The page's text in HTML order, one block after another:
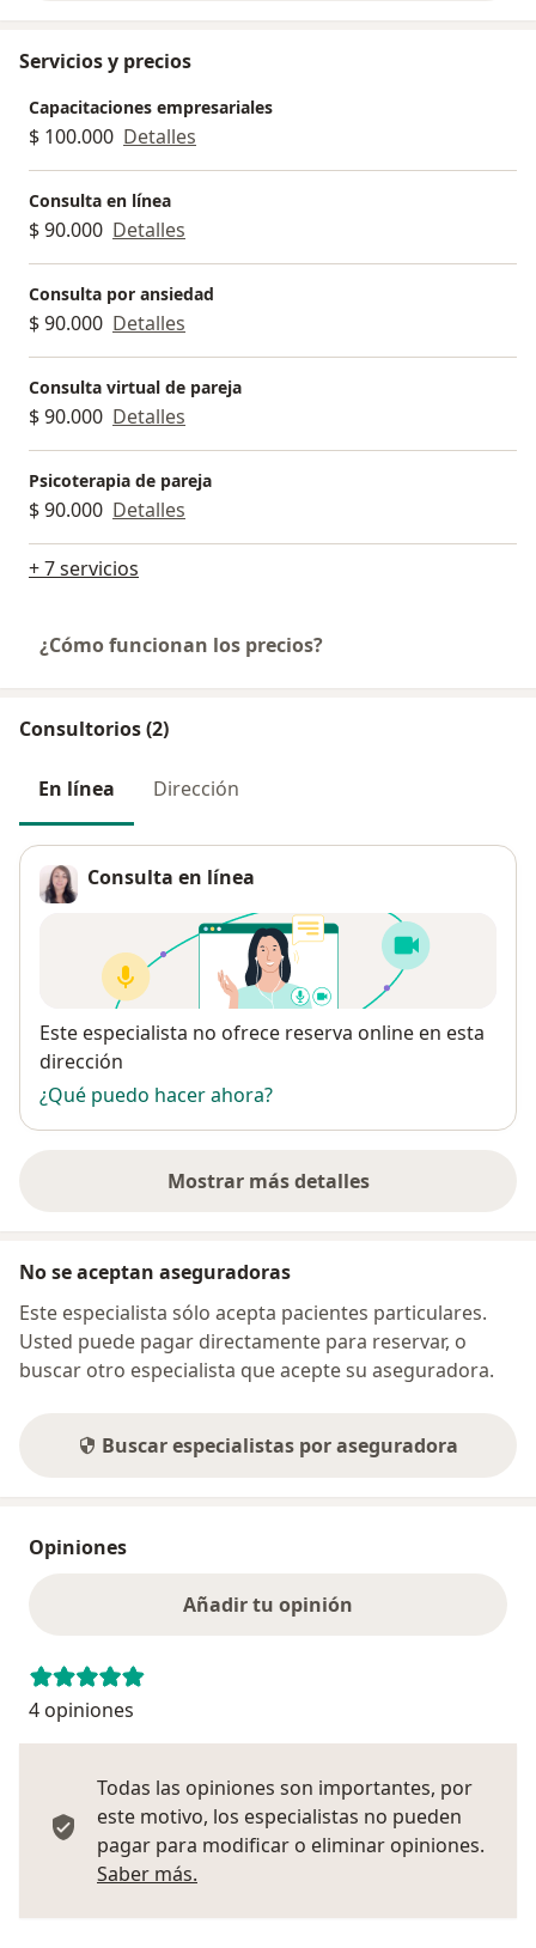
Servicios y precios
Capacitaciones empresariales
$ 100.000 Detalles
Consulta en línea
$ 90.000 Detalles
Consulta por ansiedad
$ 90.000 Detalles
Consulta virtual de pareja
$ 90.000 Detalles
Psicoterapia de pareja
$ 90.000 Detalles
+ 7 servicios
¿Cómo funcionan los precios?
Consultorios (2)
En línea Dirección
Consulta en línea
Disponibilidad
Este especialista no ofrece reserva online en esta
dirección
¿Qué puedo hacer ahora?
Mostrar más detalles
sobre la dirección
No se aceptan aseguradoras
Este especialista sólo acepta pacientes particulares.
Usted puede pagar directamente para reservar, o
buscar otro especialista que acepte su aseguradora.
Buscar especialistas por aseguradora
Opiniones
Añadir tu opinión
4 opiniones
Todas las opiniones son importantes, por
este motivo, los especialistas no pueden
pagar para modificar o eliminar opiniones.
Saber más.